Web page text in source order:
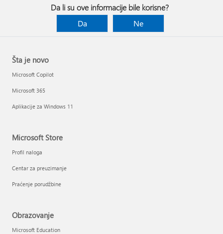
Da li su ove informacije bile korisne?
Da
Ne
Šta je novo
Microsoft Copilot
Microsoft 365
Aplikacije za Windows 11
Microsoft Store
Profil naloga
Centar za preuzimanje
Praćenje porudžbine
Obrazovanje
Microsoft Education